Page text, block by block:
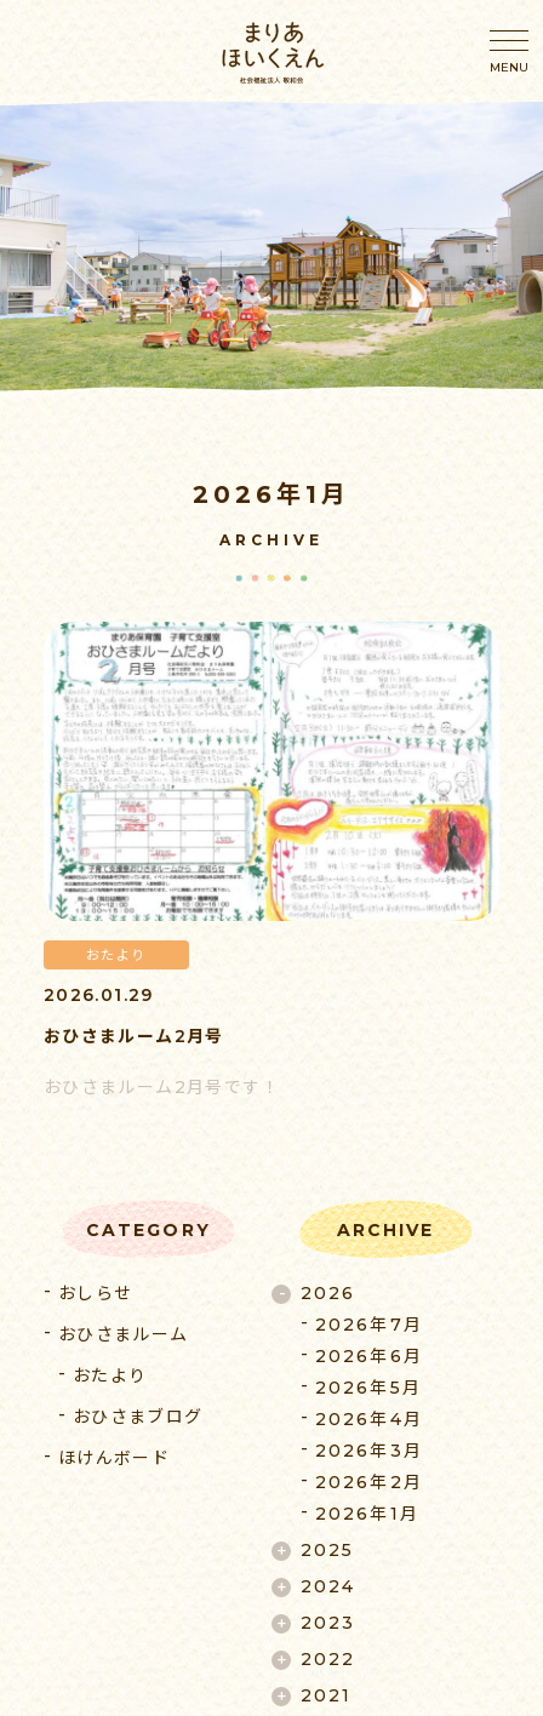
わたしたちの想い
園概要・アクセス
施設案内
年間行事
幼児の一日
乳児の一日
病後児保育 子育て支援
求人情報
情報公開
055-939-5353
受付時間 9:00-17:00（平日）
2026年1月
ARCHIVE
おたより
2026.01.29
おひさまルーム2月号
おひさまルーム2月号です！
CATEGORY
おしらせ
おひさまルーム
おたより
おひさまブログ
ほけんボード
ARCHIVE
2026
2026年7月
2026年6月
2026年5月
2026年4月
2026年3月
2026年2月
2026年1月
2025
2024
2023
2022
2021